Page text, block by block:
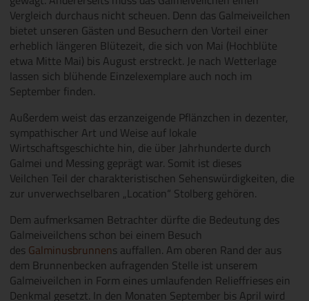
Vergleich durchaus nicht scheuen. Denn das Galmeiveilchen
bietet unseren Gästen und Besuchern den Vorteil einer
erheblich längeren Blütezeit, die sich von Mai (Hochblüte
etwa Mitte Mai) bis August erstreckt. Je nach Wetterlage
lassen sich blühende Einzelexemplare auch noch im
September finden.
Außerdem weist das erzanzeigende Pflänzchen in dezenter,
sympathischer Art und Weise auf lokale
Wirtschaftsgeschichte hin, die über Jahrhunderte durch
Galmei und Messing geprägt war. Somit ist dieses
Veilchen Teil der charakteristischen Sehenswürdigkeiten, die
zur unverwechselbaren „Location“ Stolberg gehören.
Dem aufmerksamen Betrachter dürfte die Bedeutung des
Galmeiveilchens schon bei einem Besuch
des Galminusbrunnens auffallen. Am oberen Rand der aus
dem Brunnenbecken aufragenden Stelle ist unserem
Galmeiveilchen in Form eines umlaufenden Relieffrieses ein
Denkmal gesetzt. In den Monaten September bis April wird